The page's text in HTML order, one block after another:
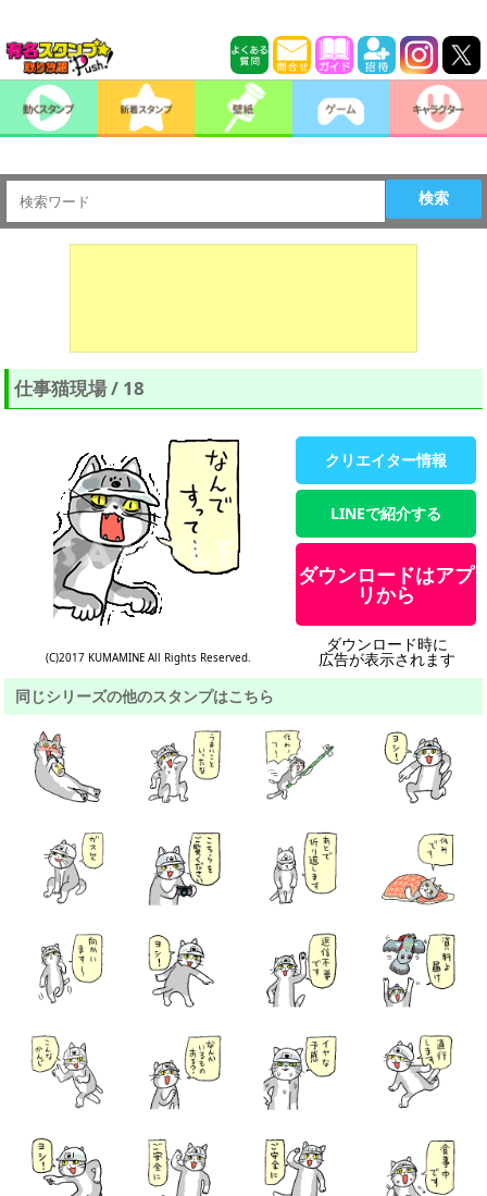
検索
仕事猫現場 / 18
(C)2017 KUMAMINE All Rights Reserved.
クリエイター情報
LINEで紹介する
ダウンロードはアプ
リから
ダウンロード時に
広告が表示されます
同じシリーズの他のスタンプはこちら